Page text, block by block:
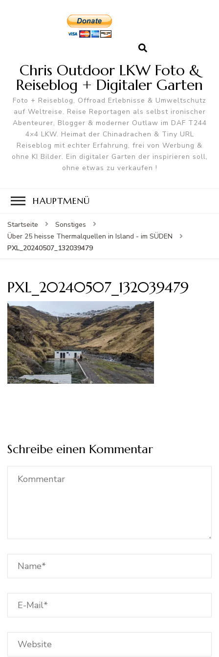
Chris Outdoor LKW Foto &
Reiseblog + Digitaler Garten
Foto + Reiseblog, Offroad Erlebnisse & Umweltschutz
auf Weltreise. Reise Reportagen als selbst ironischer
Abenteurer, Blogger & moderner Outlaw im DAF T244
4×4 LKW. Heimat der Chinadrachen & Tiny URL
Reiseblog mit echter Erfahrung, frei von Werbung &
ohne KI Bilder. Ein digitaler Garten der inspirieren soll,
ohne etwas zu verkaufen !
HAUPTMENÜ
Startseite
Sonstiges
Über 25 heisse Thermalquellen in Island - im SÜDEN
PXL_20240507_132039479
PXL_20240507_132039479
Schreibe einen Kommentar